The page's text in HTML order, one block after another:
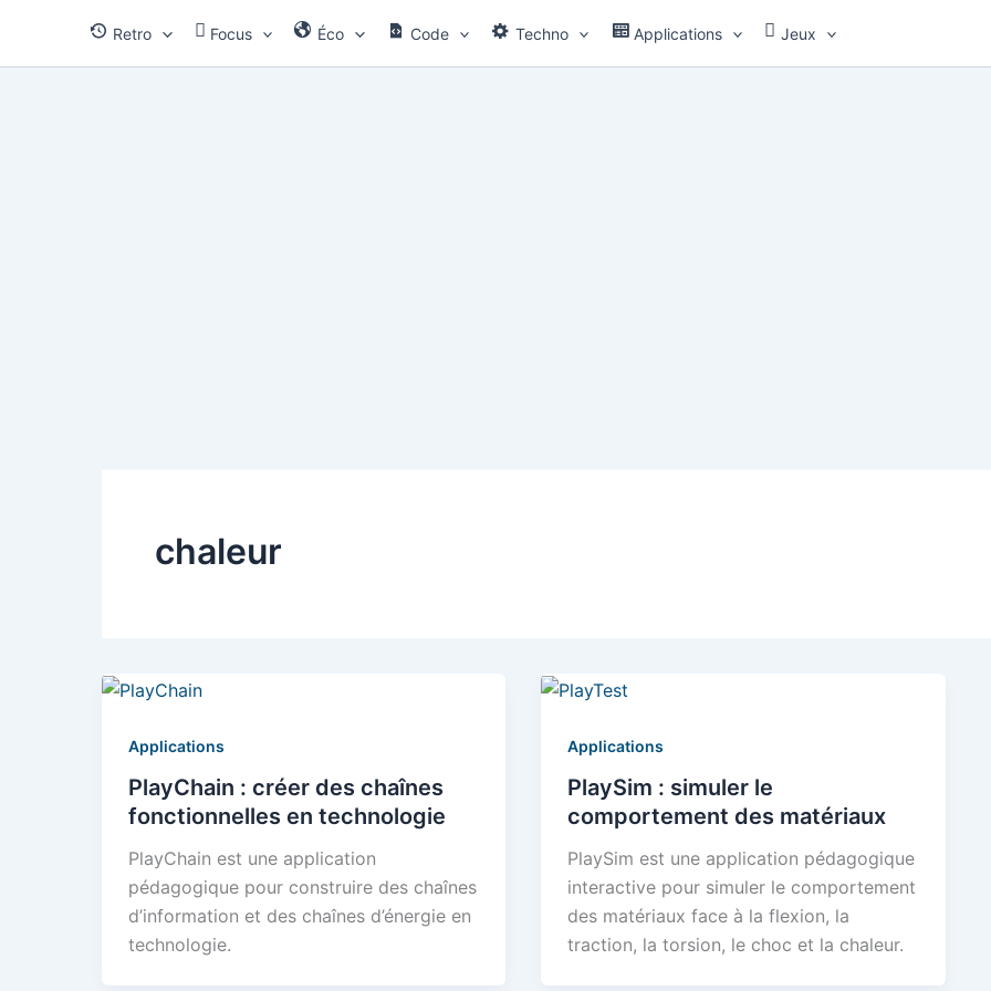
contenu
Retro Focus Éco Code Techno Applications Jeux
chaleur
Applications
PlayChain : créer des chaînes
fonctionnelles en technologie
PlayChain est une application
pédagogique pour construire des chaînes
d’information et des chaînes d’énergie en
technologie.
Applications
PlaySim : simuler le
comportement des matériaux
PlaySim est une application pédagogique
interactive pour simuler le comportement
des matériaux face à la flexion, la
traction, la torsion, le choc et la chaleur.